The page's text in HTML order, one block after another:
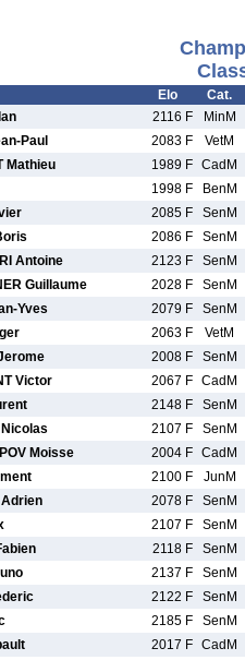
Elo
Cat.
2116 F
MinM
Paul 2083 F
VetM
Mathieu 1989 F CadM
1998 F
BenM
2085 F
SenM
2086 F
SenM
Antoine 2123 F
SenM
Guillaume 2028 F
SenM
Yves 2079 F
SenM
2063 F
VetM
2008 F
SenM
Victor 2067 F CadM
2148 F
SenM
Nicolas 2107 F
SenM
Moisse 2004 F CadM
2100 F
JunM
Adrien 2078 F
SenM
2107 F
SenM
2118 F
SenM
2137 F
SenM
2122 F
SenM
2185 F
SenM
2017 F CadM